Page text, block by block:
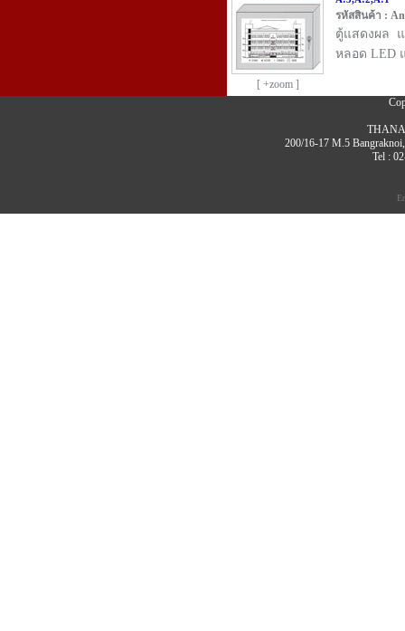
[ +zoom ]
รหัสสินค้า :
ตู้แสดงผล แ
หลอด LED
200/16-17 M.5
Tel :